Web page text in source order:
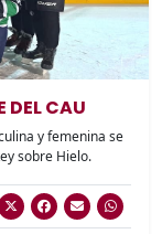
DEL CAU
y femenina se
sobre Hielo.